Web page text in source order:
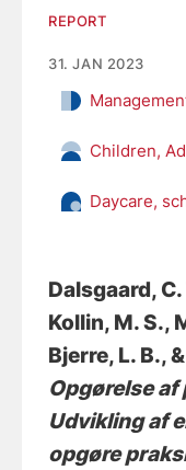
REPORT
31. JAN 2023
Children,
Daycare,
Dalsgaard, C.
Kollin, M. S.,
Bjerre, L. B.,
Opgørelse
Udvikling af
opgøre